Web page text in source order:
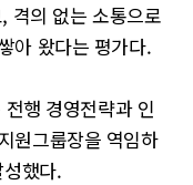
격의 없는 소통으로
아 왔다는 평가다.
행 경영전략과 인
원그룹장을 역임하
했다.